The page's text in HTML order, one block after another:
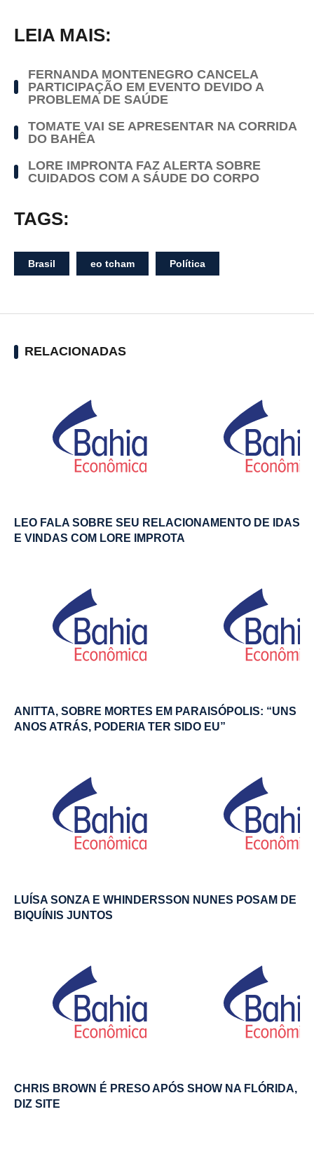
LEIA MAIS:
FERNANDA MONTENEGRO CANCELA
PARTICIPAÇÃO EM EVENTO DEVIDO A
PROBLEMA DE SAÚDE
TOMATE VAI SE APRESENTAR NA CORRIDA
DO BAHÊA
LORE IMPRONTA FAZ ALERTA SOBRE
CUIDADOS COM A SÁUDE DO CORPO
TAGS:
Brasil eo tcham Política
RELACIONADAS
LEO FALA SOBRE SEU RELACIONAMENTO DE IDAS
E VINDAS COM LORE IMPROTA
ANITTA, SOBRE MORTES EM PARAISÓPOLIS: “UNS
ANOS ATRÁS, PODERIA TER SIDO EU”
LUÍSA SONZA E WHINDERSSON NUNES POSAM DE
BIQUÍNIS JUNTOS
CHRIS BROWN É PRESO APÓS SHOW NA FLÓRIDA,
DIZ SITE